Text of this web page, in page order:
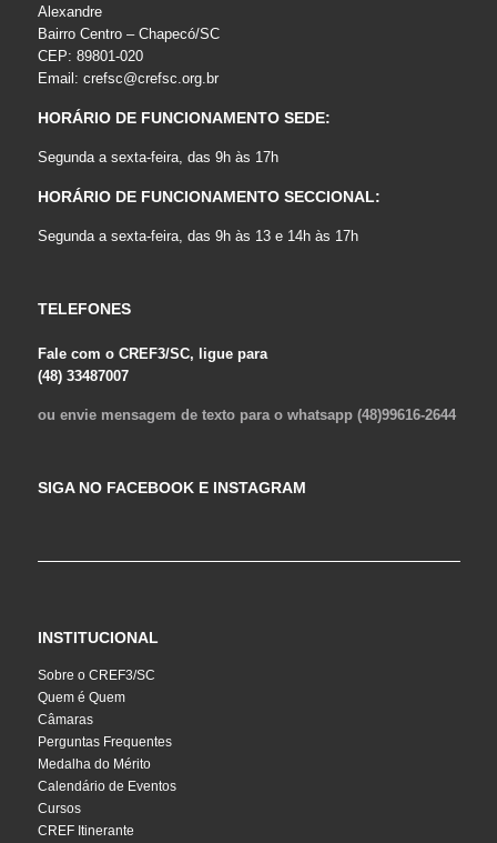
Alexandre
Bairro Centro – Chapecó/SC
CEP: 89801-020
Email: crefsc@crefsc.org.br
HORÁRIO DE FUNCIONAMENTO SEDE:
Segunda a sexta-feira, das 9h às 17h
HORÁRIO DE FUNCIONAMENTO SECCIONAL:
Segunda a sexta-feira, das 9h às 13 e 14h às 17h
TELEFONES
Fale com o CREF3/SC, ligue para
(48) 33487007
ou envie mensagem de texto para o whatsapp (48)99616-2644
SIGA NO FACEBOOK E INSTAGRAM
INSTITUCIONAL
Sobre o CREF3/SC
Quem é Quem
Câmaras
Perguntas Frequentes
Medalha do Mérito
Calendário de Eventos
Cursos
CREF Itinerante